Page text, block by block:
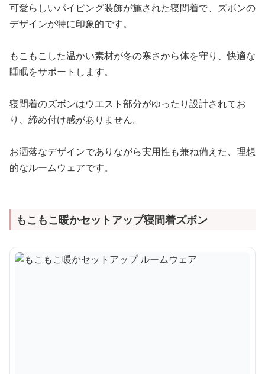
可愛らしいパイピング装飾が施された寝間着で、ズボンの
デザインが特に印象的です。
もこもこした温かい素材が冬の寒さから体を守り、快適な
睡眠をサポートします。
寝間着のズボンはウエスト部分がゆったり設計されてお
り、締め付け感がありません。
お洒落なデザインでありながら実用性も兼ね備えた、理想
的なルームウェアです。
もこもこ暖かセットアップ寝間着ズボン